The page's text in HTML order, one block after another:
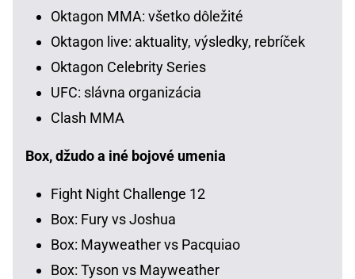
Oktagon MMA: všetko dôležité
Oktagon live: aktuality, výsledky, rebríček
Oktagon Celebrity Series
UFC: slávna organizácia
Clash MMA
Box, džudo a iné bojové umenia
Fight Night Challenge 12
Box: Fury vs Joshua
Box: Mayweather vs Pacquiao
Box: Tyson vs Mayweather